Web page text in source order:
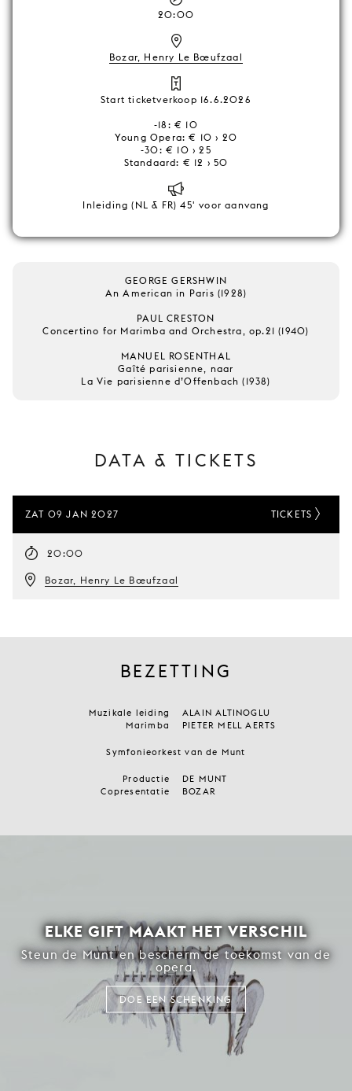
20:00
Bozar, Henry Le Bœufzaal
Start ticketverkoop 16.6.2026
-18: € 10
Young Opera: € 10 › 20
-30: € 10 › 25
Standaard: € 12 › 50
Inleiding (NL & FR) 45' voor aanvang
GEORGE GERSHWIN
An American in Paris (1928)
PAUL CRESTON
Concertino for Marimba and Orchestra, op.21 (1940)
MANUEL ROSENTHAL
Gaîté parisienne, naar
La Vie parisienne d’Offenbach (1938)
DATA & TICKETS
ZAT 09 JAN 2027
20:00
Bozar, Henry Le Bœufzaal
TICKETS
BEZETTING
Muzikale leiding
ALAIN ALTINOGLU
Marimba
PIETER MELL AERTS
Symfonieorkest van de Munt
Productie
DE MUNT
Copresentatie
BOZAR
ELKE GIFT MAAKT HET VERSCHIL
Steun de Munt en bescherm de toekomst van de
opera.
DOE EEN SCHENKING